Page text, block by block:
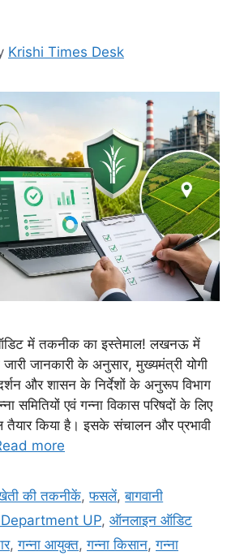
Krishi Times Desk
में तकनीक का इस्तेमाल! लखनऊ में
जानकारी के अनुसार, मुख्यमंत्री योगी
और शासन के निर्देशों के अनुरूप विभाग
समितियों एवं गन्ना विकास परिषदों के लिए
तैयार किया है। इसके संचालन और प्रभावी
more
की तकनीकें,फसलें,बागवानी
UP,ऑनलाइन ऑडिट
,गन्ना आयुक्त,गन्ना किसान,गन्ना